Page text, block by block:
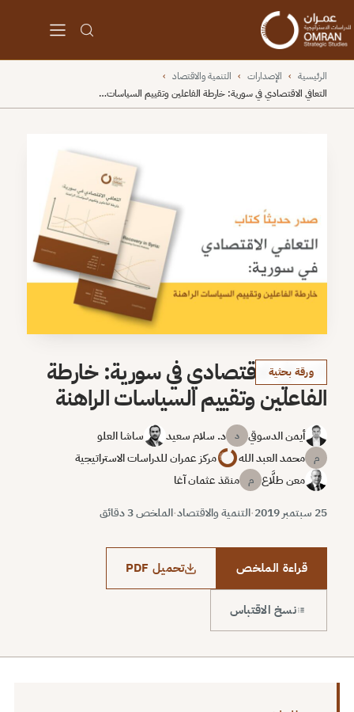
الرئيسية › الإصدارات › التنمية والاقتصاد ›
التعافي الاقتصادي في سورية: خارطة الفاعلين وتقييم السياسات…
ورقة بحثية
التعافي الاقتصادي في سورية: خارطة
الفاعلين وتقييم السياسات الراهنة
أيمن الدسوقي د د. سلام سعيد ساشا العلو
م محمد العبد الله
مركز عمران للدراسات الاستراتيجية
معن طلَّاع م
منقذ عثمان آغا
25 سبتمبر 2019
·التنمية والاقتصاد·الملخص 3 دقائق
قراءة الملخص تحميل PDF
نسخ الاقتباس